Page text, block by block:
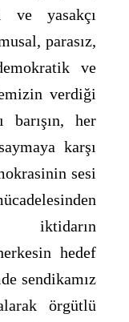
ve yasakçı
parasız,
ve
verdiği
barışın, her
karşı
sesi
iktidarın
hedef
sendikamız
örgütlü